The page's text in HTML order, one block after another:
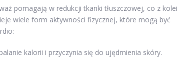
pomagają w redukcji tkanki tłuszczowej, co z kolei
wiele form aktywności fizycznej, które mogą być
kalorii i przyczynia się do ujędrnienia skóry.